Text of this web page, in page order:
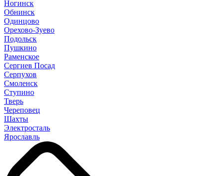
Ногинск
Обнинск
Одинцово
Орехово-Зуево
Подольск
Пушкино
Раменское
Сергиев Посад
Серпухов
Смоленск
Ступино
Тверь
Череповец
Шахты
Электросталь
Ярославль